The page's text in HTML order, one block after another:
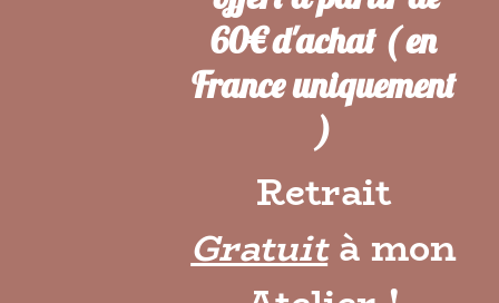
60€ d'achat ( en
France uniquement
)
Retrait
Gratuità mon